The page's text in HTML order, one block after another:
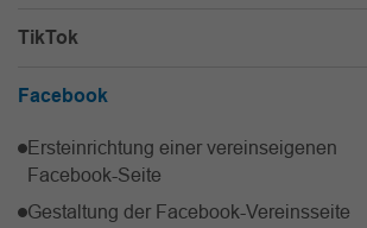
TikTok
Facebook
Ersteinrichtung einer vereinseigenen
Facebook-Seite
Gestaltung der Facebook-Vereinsseite